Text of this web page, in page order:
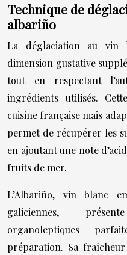
Technique de
albariño
La déglaciation au vin
dimension gustative
tout en respectant
ingrédients utilisés.
cuisine française mais
permet de récupérer les
en ajoutant une note
fruits de mer.
L’Albariño, vin blanc
galiciennes,
organoleptiques
préparation. Sa